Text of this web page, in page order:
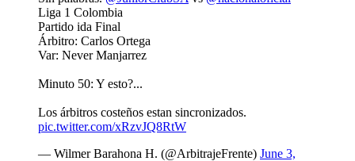
Liga 1 Colombia
Partido ida Final
Árbitro: Carlos Ortega
Var: Never Manjarrez
Minuto 50: Y esto?...
Los árbitros costeños estan sincronizados.
pic.twitter.com/xRzvJQ8RtW
— Wilmer Barahona H. (@ArbitrajeFrente) June 3,